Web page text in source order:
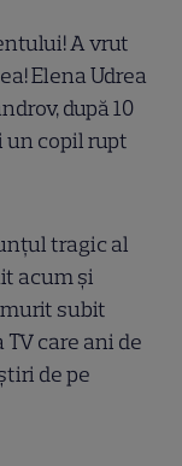
A vrut
Elena Udrea
după 10
un copil rupt
tragic al
acum și
subit
care ani de
de pe